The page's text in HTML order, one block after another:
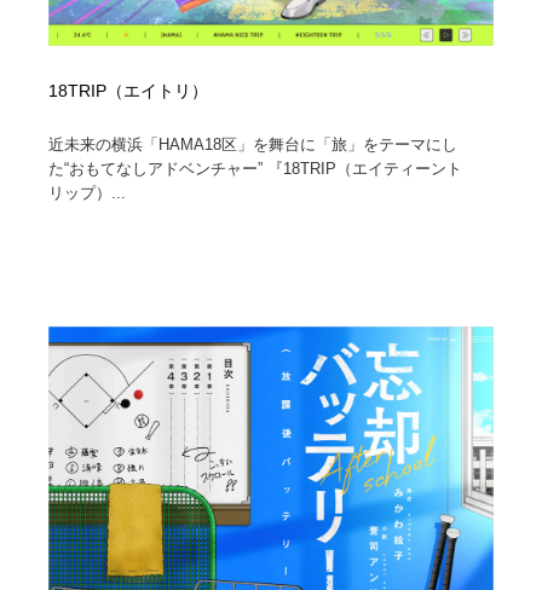
18TRIP（エイトリ）
近未来の横浜「HAMA18区」を舞台に「旅」をテーマにし
た“おもてなしアドベンチャー” 『18TRIP（エイティーント
リップ）...